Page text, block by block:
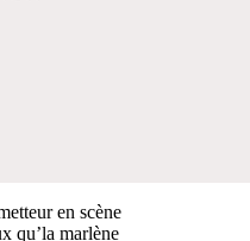
en scène
qu’la marlène